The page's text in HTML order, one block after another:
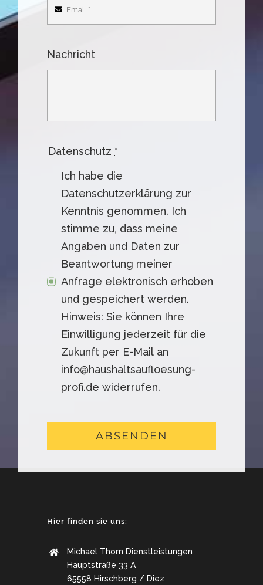
Nachricht
Datenschutz *
Ich habe die
Datenschutzerklärung zur
Kenntnis genommen. Ich
stimme zu, dass meine
Angaben und Daten zur
Beantwortung meiner
Anfrage elektronisch erhoben
und gespeichert werden.
Hinweis: Sie können Ihre
Einwilligung jederzeit für die
Zukunft per E-Mail an
info@haushaltsaufloesung-
profi.de widerrufen.
ABSENDEN
Hier finden sie uns:
Michael Thorn Dienstleistungen
Hauptstraße 33 A
65558 Hirschberg / Diez